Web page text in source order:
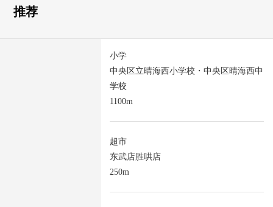
推荐
小学
中央区立晴海西小学校・中央区晴海西中
学校
1100m
超市
东武店胜哄店
250m